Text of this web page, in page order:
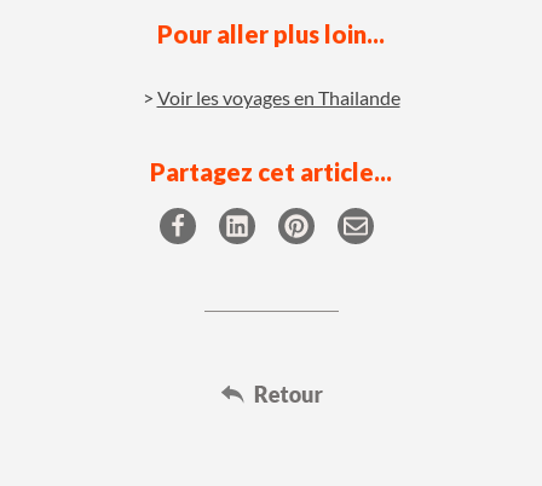
Pour aller plus loin...
Voir les voyages en Thailande
Partagez cet article...